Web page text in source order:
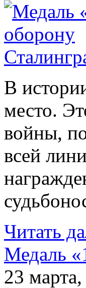
В
место.
войны,
всей
Читать
Медаль
23